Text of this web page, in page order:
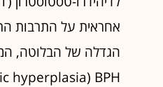
אחראית על התרבות